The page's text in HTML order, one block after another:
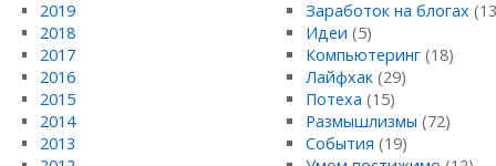
2019
2018
2017
2016
2015
2014
2013
Заработок на блогах
Идеи (5)
Компьютеринг(18)
Лайфхак(29)
Потеха (15)
Размышлизмы (72)
События (19)